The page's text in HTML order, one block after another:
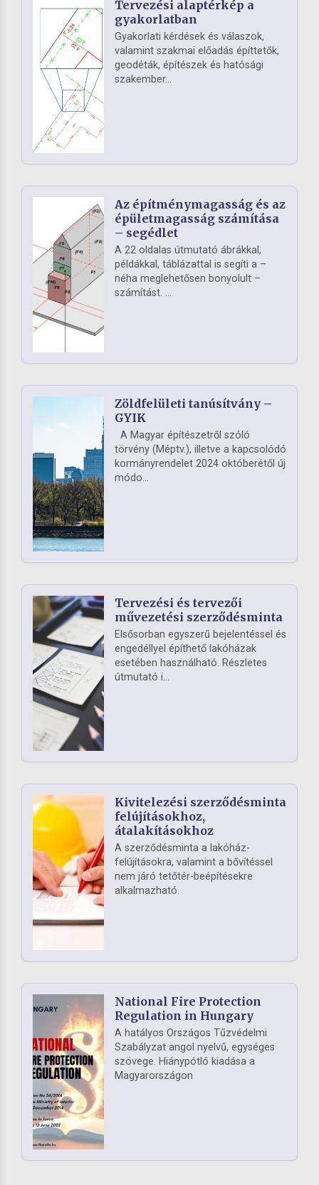
Tervezési alaptérkép a
gyakorlatban
Gyakorlati kérdések és válaszok,
valamint szakmai előadás építtetők,
geodéták, építészek és hatósági
szakember...
Az építménymagasság és az
épületmagasság számítása
– segédlet
A 22 oldalas útmutató ábrákkal,
példákkal, táblázattal is segíti a –
néha meglehetősen bonyolult –
számítást. ...
Zöldfelületi tanúsítvány –
GYIK
A Magyar építészetről szóló
törvény (Méptv.), illetve a kapcsolódó
kormányrendelet 2024 októberétől új
módo...
Tervezési és tervezői
művezetési szerződésminta
Elsősorban egyszerű bejelentéssel és
engedéllyel építhető lakóházak
esetében használható. Részletes
útmutató i...
Kivitelezési szerződésminta
felújításokhoz,
átalakításokhoz
A szerződésminta a lakóház-
felújításokra, valamint a bővítéssel
nem járó tetőtér-beépítésekre
alkalmazható.
National Fire Protection
Regulation in Hungary
A hatályos Országos Tűzvédelmi
Szabályzat angol nyelvű, egységes
szövege. Hiánypótló kiadása a
Magyarországon